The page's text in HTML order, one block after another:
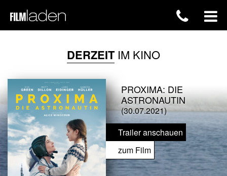
DERZEITIM KINO
PROXIMA: DIE
ASTRONAUTIN
(30.07.2021)
Trailer anschauen
zum Film